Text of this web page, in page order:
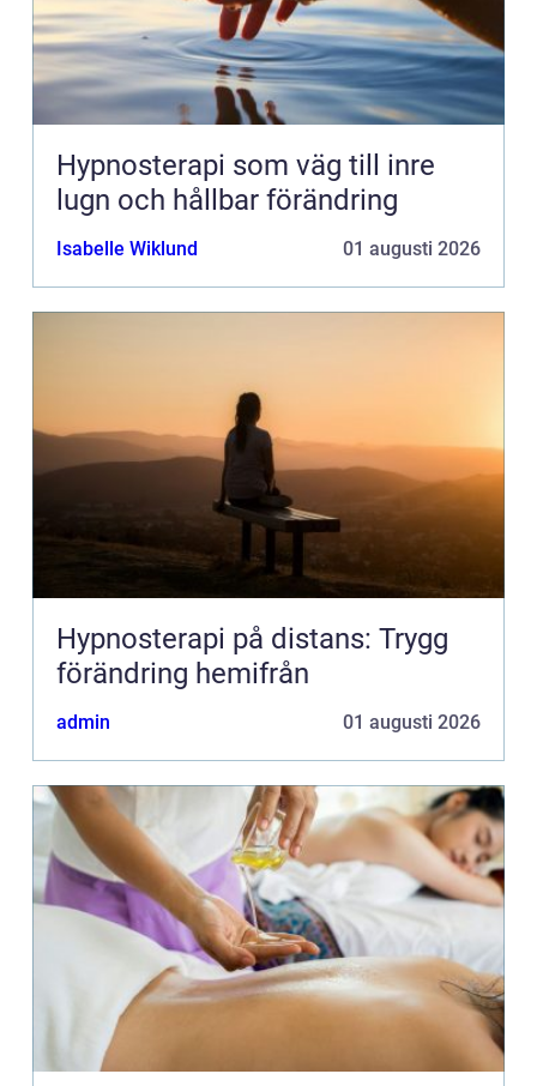
Hypnosterapi som väg till inre
lugn och hållbar förändring
Isabelle Wiklund 01 augusti 2026
Hypnosterapi på distans: Trygg
förändring hemifrån
admin 01 augusti 2026